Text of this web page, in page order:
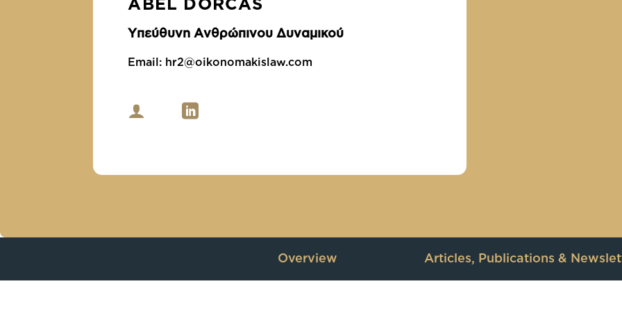
Υπεύθυνη Ανθρώπινου Δυναμικού
Email: hr2@oikonomakislaw.com
Overview Articles, Publications &